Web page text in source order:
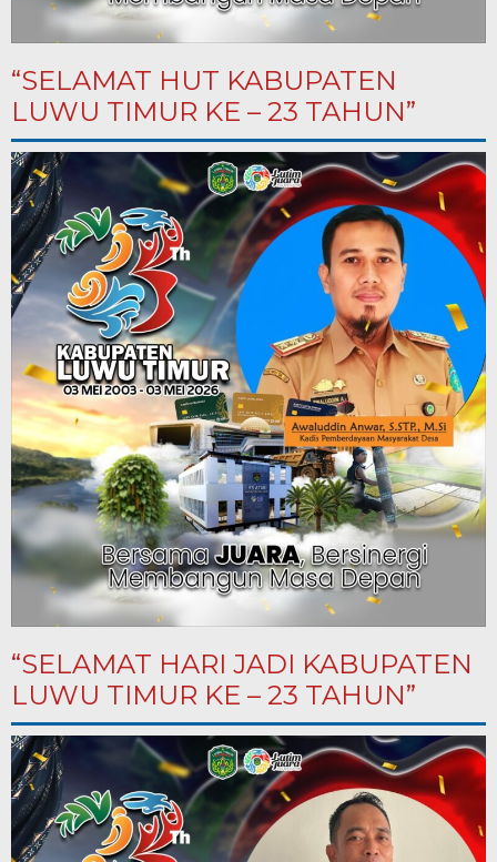
“SELAMAT HUT KABUPATEN
LUWU TIMUR KE – 23 TAHUN”
“SELAMAT HARI JADI KABUPATEN
LUWU TIMUR KE – 23 TAHUN”